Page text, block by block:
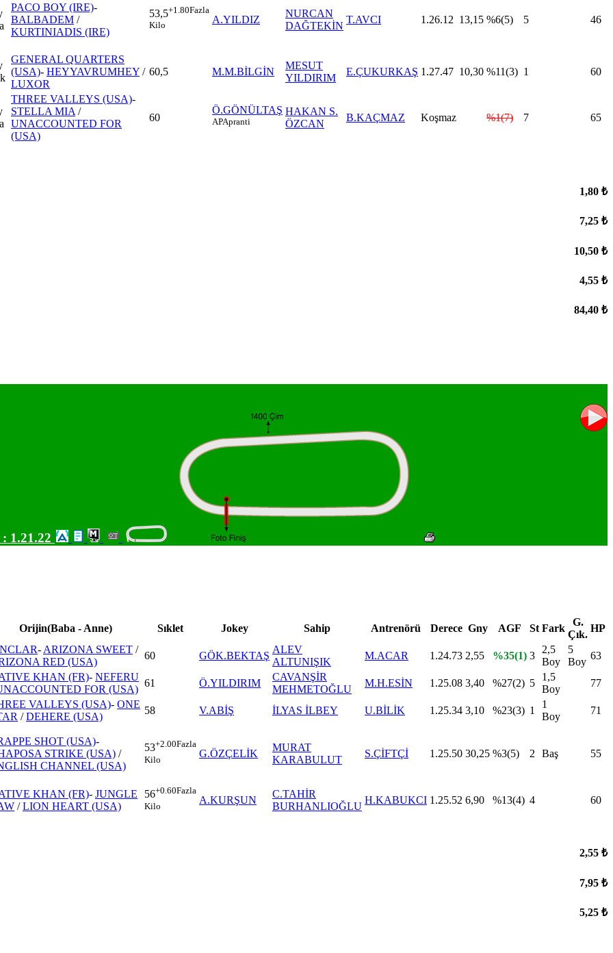
PACO BOY (IRE)-
BALBADEM /
KURTINIADIS (IRE)
53,5+1.80Fazla
Kilo
A.YILDIZ
NURCAN
DAĞTEKİN
T.AVCI 1.26.12 13,15 %6(5) 5 46
GENERAL QUARTERS
(USA)- HEYYAVRUMHEY /
LUXOR
60,5 M.M.BİLGİN
MESUT
YILDIRIM
E.ÇUKURKAŞ 1.27.47 10,30 %11(3) 1 60
THREE VALLEYS (USA)-
STELLA MIA /
UNACCOUNTED FOR
(USA)
60
Ö.GÖNÜLTAŞ
APApranti
HAKAN S.
ÖZCAN
B.KAÇMAZ Koşmaz %1(7) 7 65
1,80 ₺
7,25 ₺
10,50 ₺
4,55 ₺
84,40 ₺
: 1.21.22
Orijin(Baba - Anne) Sıklet Jokey Sahip Antrenörü Derece Gny AGF St Fark
G.
Çık.
HP
- ARIZONA SWEET /
RED (USA)
60 GÖK.BEKTAŞ
ALEV
ALTUNIŞIK
M.ACAR 1.24.73 2,55 %35(1) 3
2,5
Boy
5
Boy
63
KHAN (FR)- NEFERU
FOR (USA)
61 Ö.YILDIRIM
CAVANŞİR
MEHMETOĞLU
M.H.ESİN 1.25.08 3,40 %27(2) 5
1,5
Boy
77
VALLEYS (USA)- ONE
/DEHERE (USA)
58 V.ABİŞ İLYAS İLBEY U.BİLİK 1.25.34 3,10 %23(3) 1
1
Boy
71
SHOT (USA)-
STRIKE (USA) /
CHANNEL (USA)
53+2.00Fazla
Kilo
G.ÖZÇELİK
MURAT
KARABULUT
S.ÇİFTÇİ 1.25.50 30,25 %3(5) 2 Baş 55
KHAN (FR)- JUNGLE
/LION HEART (USA)
56+0.60Fazla
Kilo
A.KURŞUN
C.TAHİR
BURHANLIOĞLU
H.KABUKCI 1.25.52 6,90 %13(4) 4 60
2,55 ₺
7,95 ₺
5,25 ₺